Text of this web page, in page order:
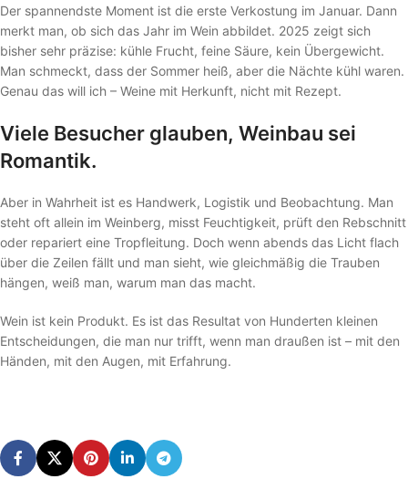
Der spannendste Moment ist die erste Verkostung im Januar. Dann
merkt man, ob sich das Jahr im Wein abbildet. 2025 zeigt sich
bisher sehr präzise: kühle Frucht, feine Säure, kein Übergewicht.
Man schmeckt, dass der Sommer heiß, aber die Nächte kühl waren.
Genau das will ich – Weine mit Herkunft, nicht mit Rezept.
Viele Besucher glauben, Weinbau sei
Romantik.
Aber in Wahrheit ist es Handwerk, Logistik und Beobachtung. Man
steht oft allein im Weinberg, misst Feuchtigkeit, prüft den Rebschnitt
oder repariert eine Tropfleitung. Doch wenn abends das Licht flach
über die Zeilen fällt und man sieht, wie gleichmäßig die Trauben
hängen, weiß man, warum man das macht.
Wein ist kein Produkt. Es ist das Resultat von Hunderten kleinen
Entscheidungen, die man nur trifft, wenn man draußen ist – mit den
Händen, mit den Augen, mit Erfahrung.